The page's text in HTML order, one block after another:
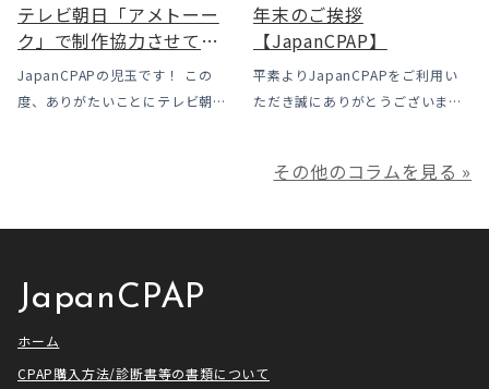
テレビ朝日「アメトーー
ク」で制作協力させてい
ただきました
JapanCPAPの児玉です！ この
度、ありがたいことにテレビ朝日
ク様は長い歴史があり、私も大
年末のご挨拶
【JapanCPAP】
平素よりJapanCPAPをご利用い
ただき誠にありがとうございま
利用いただき本当にありがとうご
満足いただけるサービスを提供さ
その他のコラムを見る »
JapanCPAP
ホーム
CPAP購入方法/診断書等の書類について